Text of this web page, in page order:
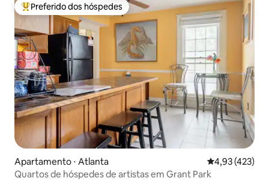
Entre os melhores preferidos dos hóspedes
Preferido dos hóspedes
Apartamento ⋅ Atlanta 4,93 de uma
4,93 (423)
Quartos de hóspedes de artistas em Grant Park